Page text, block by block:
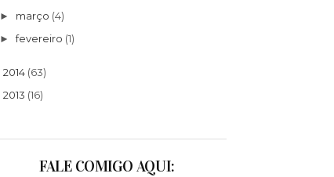
► março (4)
►fevereiro (1)
2014 (63)
2013 (16)
FALE COMIGO AQUI: